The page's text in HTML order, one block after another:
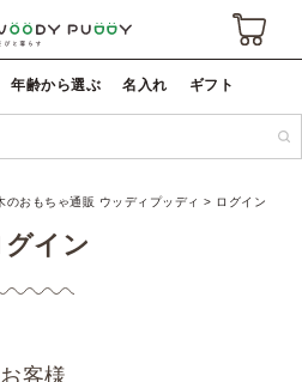
年齢から選ぶ 名入れ ギフト
のおもちゃ通販 ウッディプッディ ログイン
グイン
客様